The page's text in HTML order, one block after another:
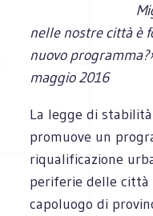
nelle nostre città è
nuovo
maggio 2016
La legge di
promuove un
riqualificazione
periferie delle
capoluogo di